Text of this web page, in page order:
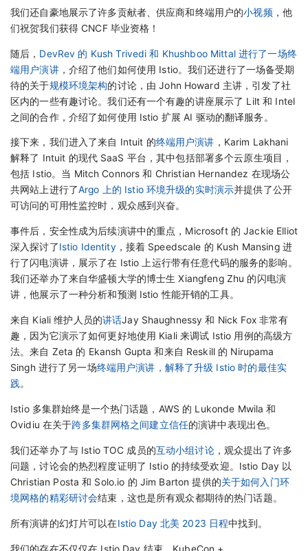
我们还自豪地展示了许多贡献者、供应商和终端用户的小视频，他
们祝贺我们获得 CNCF 毕业资格！
随后， DevRev 的 Kush Trivedi 和 Khushboo Mittal 进行了一场终
端用户演讲，介绍了他们如何使用 Istio。我们还进行了一场备受期
待的关于规模环境架构的讨论，由 John Howard 主讲，引发了社
区内的一些有趣讨论。我们还有一个有趣的讲座展示了 Lilt 和 Intel
之间的合作，介绍了如何使用 Istio 扩展 AI 驱动的翻译服务。
接下来，我们进入了来自 Intuit 的终端用户演讲 ，Karim Lakhani
解释了 Intuit 的现代 SaaS 平台，其中包括部署多个云原生项目，
包括 Istio。当 Mitch Connors 和 Christian Hernandez 在现场公
共网站上进行了Argo 上的 Istio 环境升级的实时演示并提供了公开
可访问的可用性监控时，观众感到兴奋。
事件后，安全性成为后续演讲中的重点，Microsoft 的 Jackie Elliot
深入探讨了Istio Identity ，接着 Speedscale 的 Kush Mansing 进
行了闪电演讲，展示了在 Istio 上运行带有任意代码的服务的影响。
我们还举办了来自华盛顿大学的博士生 Xiangfeng Zhu 的闪电演
讲，他展示了一种分析和预测 Istio 性能开销的工具。
来自 Kiali 维护人员的讲话Jay Shaughnessy 和 Nick Fox 非常有
趣，因为它演示了如何更好地使用 Kiali 来调试 Istio 用例的高级方
法。来自 Zeta 的 Ekansh Gupta 和来自 Reskill 的 Nirupama
Singh 进行了另一场终端用户演讲，解释了升级 Istio 时的最佳实
践。
Istio 多集群始终是一个热门话题，AWS 的 Lukonde Mwila 和
Ovidiu 在关于跨多集群网格之间建立信任的演讲中表现出色。
我们还举办了与 Istio TOC 成员的互动小组讨论，观众提出了许多
问题，讨论会的热烈程度证明了 Istio 的持续受欢迎。Istio Day 以
Christian Posta 和 Solo.io 的 Jim Barton 提供的关于如何入门环
境网格的精彩研讨会结束，这也是所有观众都期待的热门话题。
所有演讲的幻灯片可以在Istio Day 北美 2023 日程中找到。
我们的存在不仅仅在 Istio Day 结束。KubeCon +